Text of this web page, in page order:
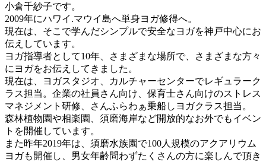
小倉千紗子です。
2009年にハワイ.マウイ島へ単身ヨガ修得へ。
現在は、そこで学んだシンプルで安全なヨガを神戸中心にお
伝えしています。
ヨガ指導者として10年、さまざまな場所で、さまざまな方々
にヨガをお伝えしてきました。
現在は、ヨガスタジオ、カルチャーセンターでレギュラーク
ラス担当。企業の社員さん向け、保育士さん向けのストレス
マネジメント研修、さんふらわぁ乗船しヨガクラス担当。
森林植物園や相楽園、須磨海岸など開放的なお外でもイベン
トを開催しています。
また昨年2019年は、須磨水族園で100人規模のアクアリウム
ヨガも開催し、男女年齢問わずたくさんの方に楽しんで頂き